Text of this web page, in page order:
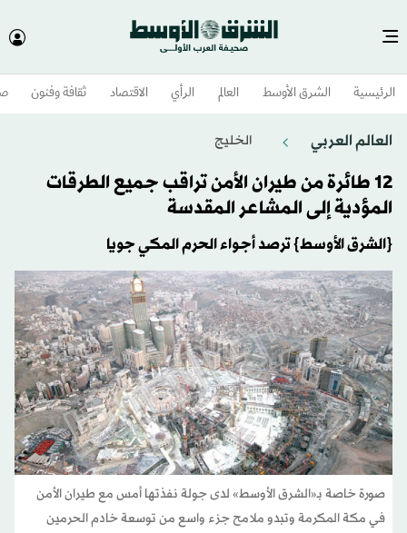
الرئيسية الشرق الأوسط​ العالم الرأي الاقتصاد ثقافة وفنون
العالم العربي الخليج
12 طائرة من طيران الأمن تراقب جميع الطرقات
المؤدية إلى المشاعر المقدسة
{الشرق الأوسط} ترصد أجواء الحرم المكي جويا
صورة خاصة بـ«الشرق الأوسط» لدى جولة نفذتها أمس مع طيران الأمن
في مكة المكرمة وتبدو ملامح جزء واسع من توسعة خادم الحرمين